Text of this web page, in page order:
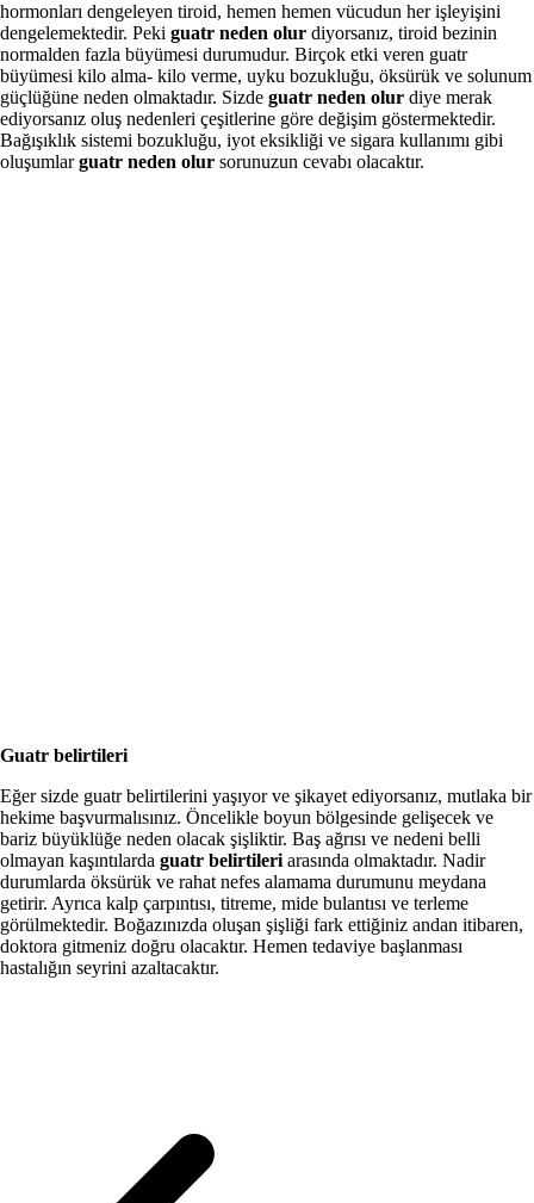
hormonları dengeleyen tiroid, hemen hemen vücudun her işleyişini
dengelemektedir. Peki guatr neden olur diyorsanız, tiroid bezinin
normalden fazla büyümesi durumudur. Birçok etki veren guatr
büyümesi kilo alma- kilo verme, uyku bozukluğu, öksürük ve solunum
güçlüğüne neden olmaktadır. Sizde guatr neden olur diye merak
ediyorsanız oluş nedenleri çeşitlerine göre değişim göstermektedir.
Bağışıklık sistemi bozukluğu, iyot eksikliği ve sigara kullanımı gibi
oluşumlarguatr neden olur sorunuzun cevabı olacaktır.
Guatr belirtileri
Eğer sizde guatr belirtilerini yaşıyor ve şikayet ediyorsanız, mutlaka bir
hekime başvurmalısınız. Öncelikle boyun bölgesinde gelişecek ve
bariz büyüklüğe neden olacak şişliktir. Baş ağrısı ve nedeni belli
olmayan kaşıntılarda guatr belirtileri arasında olmaktadır. Nadir
durumlarda öksürük ve rahat nefes alamama durumunu meydana
getirir. Ayrıca kalp çarpıntısı, titreme, mide bulantısı ve terleme
görülmektedir. Boğazınızda oluşan şişliği fark ettiğiniz andan itibaren,
doktora gitmeniz doğru olacaktır. Hemen tedaviye başlanması
hastalığın seyrini azaltacaktır.